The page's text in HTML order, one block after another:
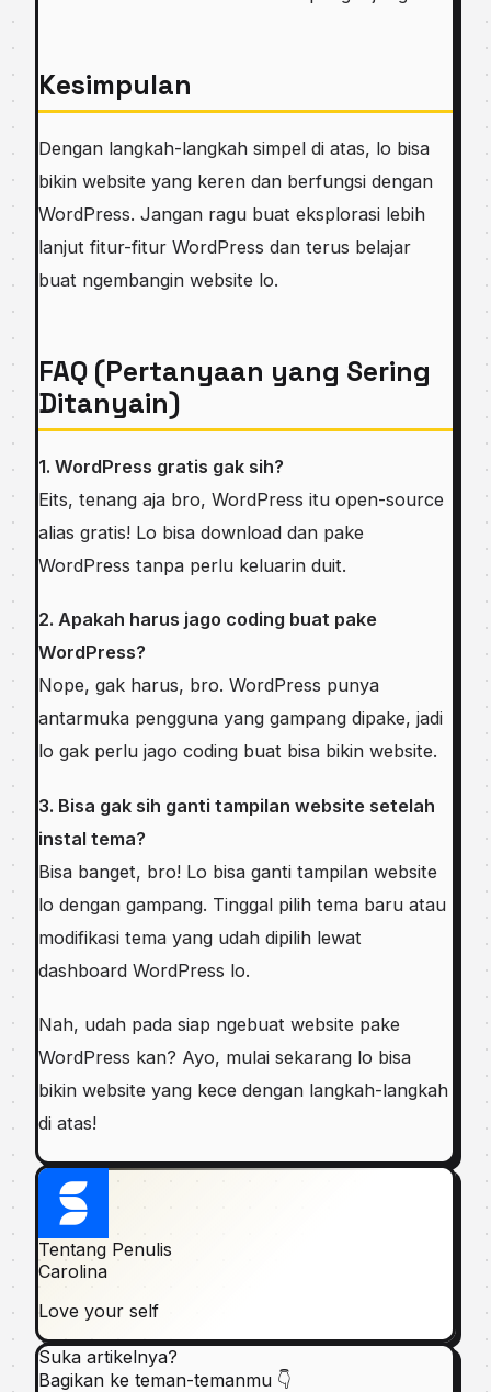
Kesimpulan
Dengan langkah-langkah simpel di atas, lo bisa
bikin website yang keren dan berfungsi dengan
WordPress. Jangan ragu buat eksplorasi lebih
lanjut fitur-fitur WordPress dan terus belajar
buat ngembangin website lo.
FAQ (Pertanyaan yang Sering
Ditanyain)
1. WordPress gratis gak sih?
Eits, tenang aja bro, WordPress itu open-source
alias gratis! Lo bisa download dan pake
WordPress tanpa perlu keluarin duit.
2. Apakah harus jago coding buat pake
WordPress?
Nope, gak harus, bro. WordPress punya
antarmuka pengguna yang gampang dipake, jadi
lo gak perlu jago coding buat bisa bikin website.
3. Bisa gak sih ganti tampilan website setelah
instal tema?
Bisa banget, bro! Lo bisa ganti tampilan website
lo dengan gampang. Tinggal pilih tema baru atau
modifikasi tema yang udah dipilih lewat
dashboard WordPress lo.
Nah, udah pada siap ngebuat website pake
WordPress kan? Ayo, mulai sekarang lo bisa
bikin website yang kece dengan langkah-langkah
di atas!
Tentang Penulis
Carolina
Love your self
Suka artikelnya?
Bagikan ke teman-temanmu 👇